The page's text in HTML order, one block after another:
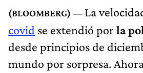
La
covid se extendió por la
desde principios de
mundo por sorpresa.